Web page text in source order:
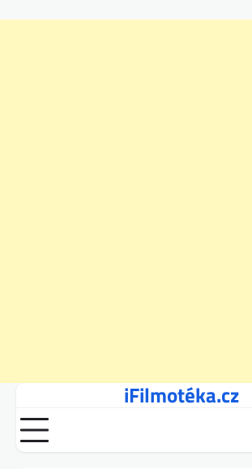
content
iFilmotéka.cz